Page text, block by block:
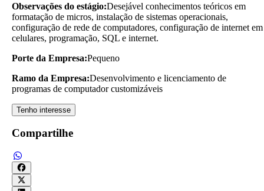
Observações do estágio:Desejável conhecimentos teóricos em
formatação de micros, instalação de sistemas operacionais,
configuração de rede de computadores, configuração de internet em
celulares, programação, SQL e internet.
Porte da Empresa:Pequeno
Ramo da Empresa:Desenvolvimento e licenciamento de
programas de computador customizáveis
Tenho interesse
Compartilhe